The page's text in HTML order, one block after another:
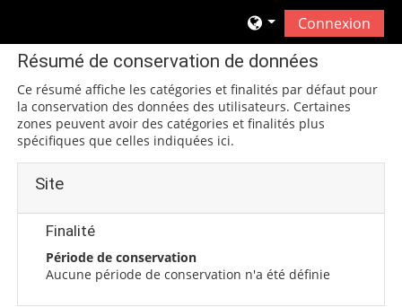
Connexion
Résumé de conservation de données
Ce résumé affiche les catégories et finalités par défaut pour
la conservation des données des utilisateurs. Certaines
zones peuvent avoir des catégories et finalités plus
spécifiques que celles indiquées ici.
Site
Finalité
Période de conservation
Aucune période de conservation n'a été définie